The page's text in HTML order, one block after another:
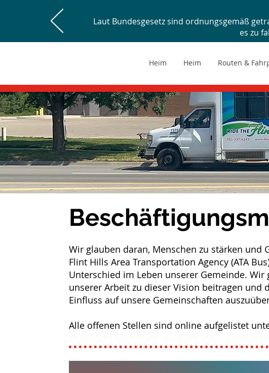
Laut Bundesgesetz sind ordnungsgemäß
es zu
Heim Heim Routen &
Wir glauben daran, Menschen zu stärken und
Flint Hills Area Transportation Agency (ATA
Unterschied im Leben unserer Gemeinde.
unserer Arbeit zu dieser Vision beitragen und
Einfluss auf unsere Gemeinschaften
Alle offenen Stellen sind online aufgelistet